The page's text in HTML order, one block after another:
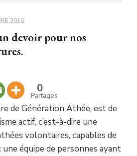
2016
devoir pour nos
0
Partages
de Génération Athée, est de
actif, c’est-à-dire une
volontaires, capables de
une équipe de personnes ayant